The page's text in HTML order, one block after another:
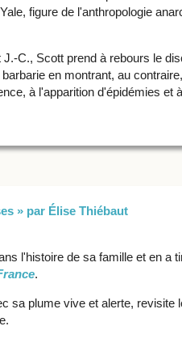
figure de l'anthropologie
C., Scott prend à rebours le
en montrant, au
à l'apparition d'épidémies et
» par Élise Thiébaut
l'histoire de sa famille et en a
.
sa plume vive et alerte, revisite